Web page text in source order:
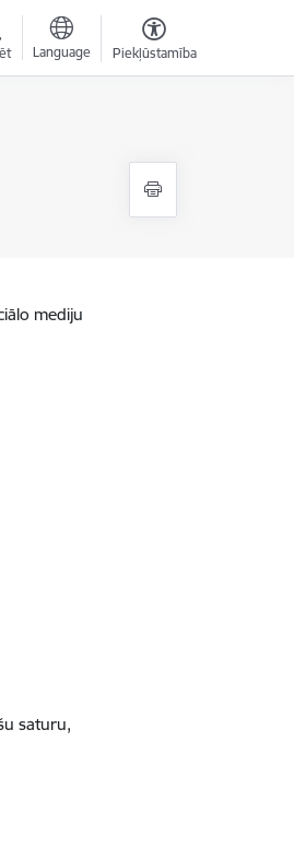
Language Piekļūstamība
mediju
saturu,